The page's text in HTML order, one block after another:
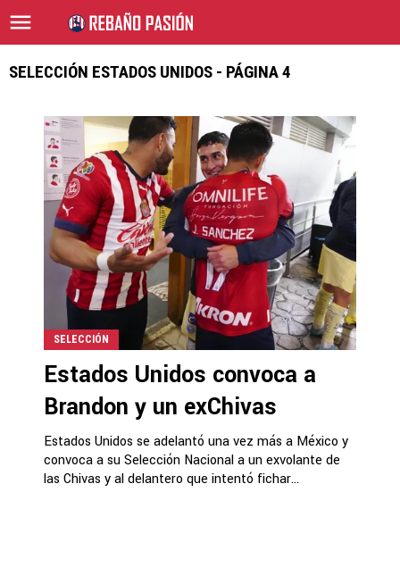
SELECCIÓN ESTADOS UNIDOS - PÁGINA 4
SELECCIÓN
Estados Unidos convoca a
Brandon y un exChivas
Estados Unidos se adelantó una vez más a México y
convoca a su Selección Nacional a un exvolante de
las Chivas y al delantero que intentó fichar...